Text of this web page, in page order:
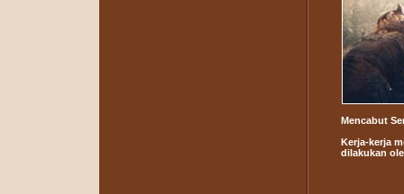
Mencabut
Kerja-kerja
dilakukan